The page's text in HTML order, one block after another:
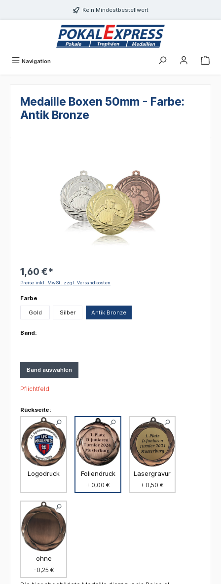
Kein Mindestbestellwert
Navigation
Medaille Boxen 50mm - Farbe:
Antik Bronze
1,60 €*
Preise inkl. MwSt. zzgl. Versandkosten
Farbe
Gold Silber Antik Bronze
Band:
Band auswählen
Pflichtfeld
Rückseite:
Logodruck Foliendruck
+ 0,00 €
Lasergravur
+ 0,50 €
ohne
-0,25 €